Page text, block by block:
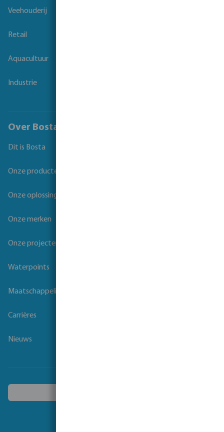
Veehouderij
Retail
Aquacultuur
Industrie
Over Bosta
Dit is Bosta
Onze producten
Onze oplossingen
Onze merken
Onze projecten
Waterpoints
Maatschappelijk verantwoord ondernemen
Carrières
Nieuws